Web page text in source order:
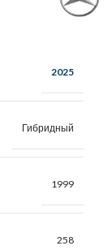
2025
Гибридный
1999
258